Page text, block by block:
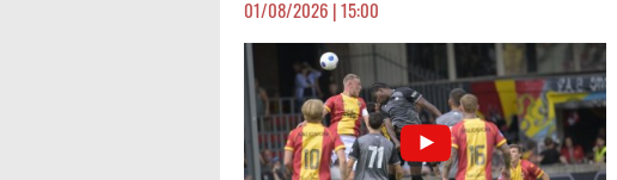
01/08/2026 | 15:00